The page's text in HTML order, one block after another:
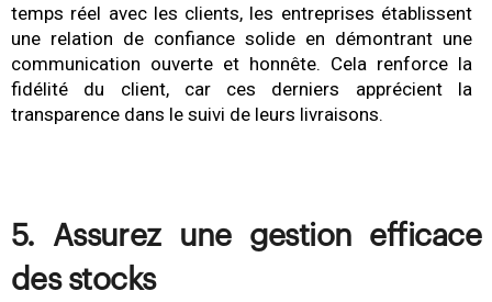
temps réel avec les clients, les entreprises établissent
une relation de confiance solide en démontrant une
communication ouverte et honnête. Cela renforce la
fidélité du client, car ces derniers apprécient la
transparence dans le suivi de leurs livraisons.
5. Assurez une gestion efficace
des stocks